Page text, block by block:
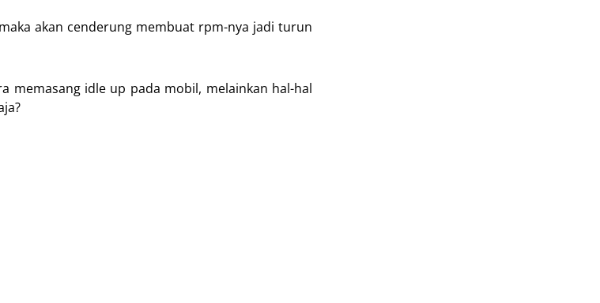
akan cenderung membuat rpm-nya jadi turun
memasang idle up pada mobil, melainkan hal-hal